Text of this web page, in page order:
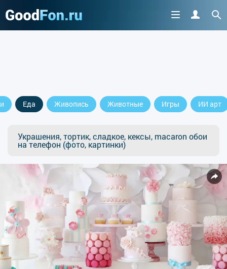
Еда Живопись Животные Игры ИИ арт
Украшения, тортик, сладкое, кексы, macaron обои
на телефон (фото, картинки)